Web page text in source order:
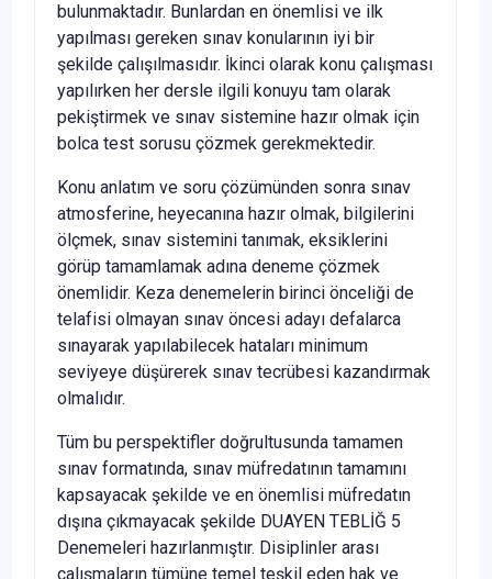
bulunmaktadır. Bunlardan en önemlisi ve ilk
yapılması gereken sınav konularının iyi bir
şekilde çalışılmasıdır. İkinci olarak konu çalışması
yapılırken her dersle ilgili konuyu tam olarak
pekiştirmek ve sınav sistemine hazır olmak için
bolca test sorusu çözmek gerekmektedir.
Konu anlatım ve soru çözümünden sonra sınav
atmosferine, heyecanına hazır olmak, bilgilerini
ölçmek, sınav sistemini tanımak, eksiklerini
görüp tamamlamak adına deneme çözmek
önemlidir. Keza denemelerin birinci önceliği de
telafisi olmayan sınav öncesi adayı defalarca
sınayarak yapılabilecek hataları minimum
seviyeye düşürerek sınav tecrübesi kazandırmak
olmalıdır.
Tüm bu perspektifler doğrultusunda tamamen
sınav formatında, sınav müfredatının tamamını
kapsayacak şekilde ve en önemlisi müfredatın
dışına çıkmayacak şekilde DUAYEN TEBLİĞ 5
Denemeleri hazırlanmıştır. Disiplinler arası
çalışmaların tümüne temel teşkil eden hak ve